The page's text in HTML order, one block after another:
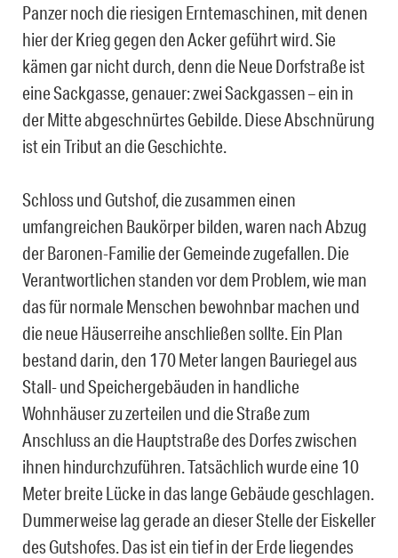
Panzer noch die riesigen Erntemaschinen, mit denen
hier der Krieg gegen den Acker geführt wird. Sie
kämen gar nicht durch, denn die Neue Dorfstraße ist
eine Sackgasse, genauer: zwei Sackgassen – ein in
der Mitte abgeschnürtes Gebilde. Diese Abschnürung
ist ein Tribut an die Geschichte.
Schloss und Gutshof, die zusammen einen
umfangreichen Baukörper bilden, waren nach Abzug
der Baronen-Familie der Gemeinde zugefallen. Die
Verantwortlichen standen vor dem Problem, wie man
das für normale Menschen bewohnbar machen und
die neue Häuserreihe anschließen sollte. Ein Plan
bestand darin, den 170 Meter langen Bauriegel aus
Stall- und Speichergebäuden in handliche
Wohnhäuser zu zerteilen und die Straße zum
Anschluss an die Hauptstraße des Dorfes zwischen
ihnen hindurchzuführen. Tatsächlich wurde eine 10
Meter breite Lücke in das lange Gebäude geschlagen.
Dummerweise lag gerade an dieser Stelle der Eiskeller
des Gutshofes. Das ist ein tief in der Erde liegendes